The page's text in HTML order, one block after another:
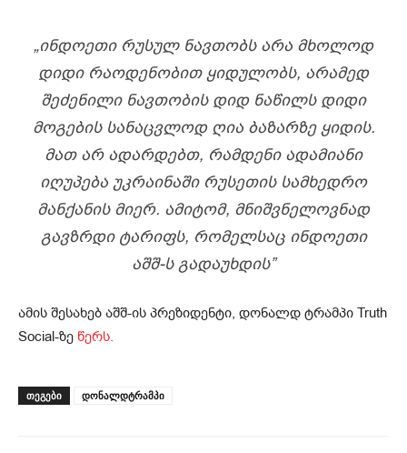
„ᲘᲜᲓᲝᲔᲗᲘ ᲠᲣᲡᲣᲚ ᲜᲐᲕᲗᲝᲑᲡ ᲐᲠᲐ ᲛᲮᲝᲚᲝᲓ
ᲓᲘᲓᲘ ᲠᲐᲝᲓᲔᲜᲝᲑᲘᲗ ᲧᲘᲓᲣᲚᲝᲑᲡ, ᲐᲠᲐᲛᲔᲓ
ᲨᲔᲫᲔᲜᲘᲚᲘ ᲜᲐᲕᲗᲝᲑᲘᲡ ᲓᲘᲓ ᲜᲐᲬᲘᲚᲡ ᲓᲘᲓᲘ
ᲛᲝᲒᲔᲑᲘᲡ ᲡᲐᲜᲐᲪᲕᲚᲝᲓ ᲦᲘᲐ ᲑᲐᲖᲐᲠᲖᲔ ᲧᲘᲓᲘᲡ.
ᲛᲐᲗ ᲐᲠ ᲐᲓᲐᲠᲓᲔᲑᲗ, ᲠᲐᲛᲓᲔᲜᲘ ᲐᲓᲐᲛᲘᲐᲜᲘ
ᲘᲦᲣᲞᲔᲑᲐ ᲣᲙᲠᲐᲘᲜᲐᲨᲘ ᲠᲣᲡᲔᲗᲘᲡ ᲡᲐᲛᲮᲔᲓᲠᲝ
ᲛᲐᲜᲥᲐᲜᲘᲡ ᲛᲘᲔᲠ. ᲐᲛᲘᲢᲝᲛ, ᲛᲜᲘᲨᲕᲜᲔᲚᲝᲕᲜᲐᲓ
ᲒᲐᲕᲖᲠᲓᲘ ᲢᲐᲠᲘᲤᲡ, ᲠᲝᲛᲔᲚᲡᲐᲪ ᲘᲜᲓᲝᲔᲗᲘ
ᲐᲨᲨ-Ს ᲒᲐᲓᲐᲣᲮᲓᲘᲡ”
ამის შესახებ აშშ-ის პრეზიდენტი, დონალდ ტრამპი Truth
Social-ზე წერს.
ᲗᲔᲒᲔᲑᲘ დონალდტრამპი